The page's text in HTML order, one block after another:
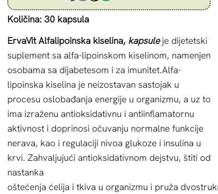
Količina: 30 kapsula
ErvaVit Alfalipoinska kiselina, kapsule je dijetetski
suplement sa alfa-lipoinskom kiselinom, namenjen
osobama sa dijabetesom i za imunitet.Alfa-
lipoinska kiselina je neizostavan sastojak u
procesu oslobađanja energije u organizmu, a uz to
ima izraženu antioksidativnu i antiinflamatornu
aktivnost i doprinosi očuvanju normalne funkcije
nerava, kao i regulaciji nivoa glukoze i insulina u
krvi. Zahvaljujući antioksidativnom dejstvu, štiti od
nastanka
oštećenja ćelija i tkiva u organizmu i pruža